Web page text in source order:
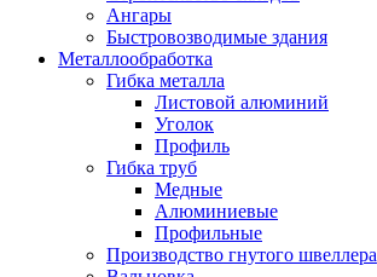
Ангары
Быстровозводимые здания
Металлообработка
Гибка металла
Листовой алюминий
Уголок
Профиль
Гибка труб
Медные
Алюминиевые
Профильные
Производство гнутого швеллера